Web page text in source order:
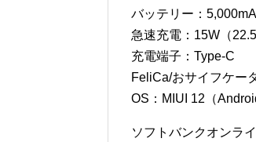
バッテリー：
急速充電：15W（
充電端子：Type-C
FeliCa/おサイフケー
OS：MIUI 12（
ソフトバンクオンラ